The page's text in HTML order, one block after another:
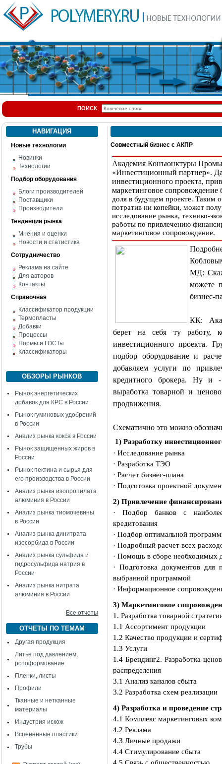
ПОИСК
НАВИГАЦИЯ
Новые технологии
Новинки
Технологии
Подбор оборудования
Блоги производителей
Поставщики
Производители
Тенденции рынка
Мнения и оценки
Новости и статистика
Сотрудничество
Реклама на сайте
Для авторов
Контакты
Справочная
Классификатор продукции
Термопласты
Добавки
Процессы
Нормы и ГОСТы
Классификаторы
ОБЗОРЫ РЫНКОВ
Рынок энергетических
добавок для КРС в России
Рынок гуминовых удобрений
в России
Анализ рынка кокса в России
Рынок защищенных жиров в
России
Рынок пектина и сырья для
его производства в России
Анализ рынка изопропилата
алюминия в России
Анализ рынка тиомочевины
в России
Анализ рынка динитрата
изосорбида в России
Анализ рынка сульфида и
гидросульфида натрия в
России
Анализ рынка нитрата
алюминия в России
Все отчеты
ОТЧЕТЫ ПО ТЕМАМ
Другая продукция
Литье под давлением,
ротоформование
Пленки, листы
Профили
Тканные и нетканные
материалы
Индустрия искож
Вспененные пластики
Трубы
Совместный бизнес с АКПР
Академия Конъюнктуры
«Инвестиционный партнер».
инвестиционного проекта,
маркетинговое сопровождение
доля в будущем проекте. Таким
потратив ни копейки, может
исследование рынка, технико-
работы по привлечению
маркетинговое сопровождение.
МД:
можете
бизнес-
КК:
берет на себя ту работу,
инвестиционного проекта.
подбор оборудование и
добавляем услуги по
кредитного брокера. Ну и -
выработка товарной и
продвижения.
Схематично это можно
1) Разработку
· Исследование рынка
· Разработка ТЭО
· Расчет бизнес-плана
· Подготовка проектной
2) Привлечение
· Подбор банков с
кредитования
· Подбор оптимальной
· Подробный расчет всех
· Помощь в сборе необходимых
· Подготовка документов для
выбранной программой
· Информационное
3) Маркетинговое
1. Разработка товарной
1.1 Ассортимент продукции
1.2 Качество продукции и
1.3 Услуги
1.4 Брендинг2. Разработка
распределения
3.1 Анализ каналов сбыта
3.2 Разработка схем реализации
4) Разработка и проведение
4.1 Комплекс маркетинговых
4.2 Реклама
4.3 Личные продажи
4.4 Стимулирование сбыта